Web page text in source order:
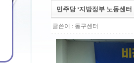
민주당 ‘지방정부 노동센
글쓴이 : 동구센터